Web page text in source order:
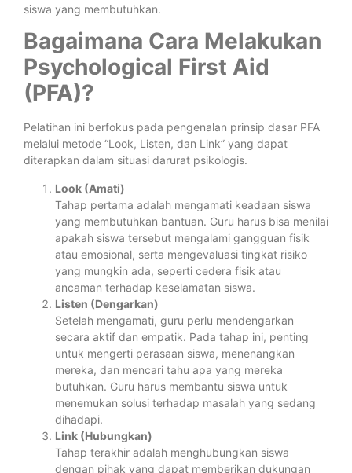
siswa yang membutuhkan.
Bagaimana Cara Melakukan
Psychological First Aid
(PFA)?
Pelatihan ini berfokus pada pengenalan prinsip dasar PFA
melalui metode “Look, Listen, dan Link” yang dapat
diterapkan dalam situasi darurat psikologis.
Look (Amati)
Tahap pertama adalah mengamati keadaan siswa
yang membutuhkan bantuan. Guru harus bisa menilai
apakah siswa tersebut mengalami gangguan fisik
atau emosional, serta mengevaluasi tingkat risiko
yang mungkin ada, seperti cedera fisik atau
ancaman terhadap keselamatan siswa.
Listen (Dengarkan)
Setelah mengamati, guru perlu mendengarkan
secara aktif dan empatik. Pada tahap ini, penting
untuk mengerti perasaan siswa, menenangkan
mereka, dan mencari tahu apa yang mereka
butuhkan. Guru harus membantu siswa untuk
menemukan solusi terhadap masalah yang sedang
dihadapi.
Link (Hubungkan)
Tahap terakhir adalah menghubungkan siswa
dengan pihak yang dapat memberikan dukungan